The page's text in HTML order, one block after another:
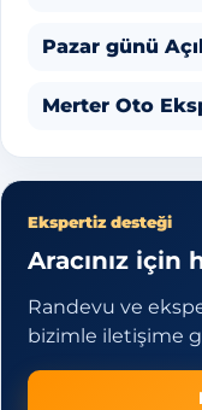
Pazar günü
Merter Oto
Ekspertiz desteği
Aracınız için
Randevu ve
bizimle iletişime